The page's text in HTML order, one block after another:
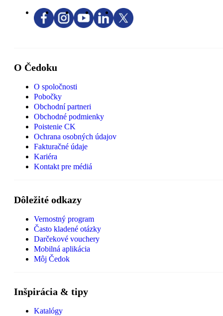
O Čedoku
O spoločnosti
Pobočky
Obchodní partneri
Obchodné podmienky
Poistenie CK
Ochrana osobných údajov
Fakturačné údaje
Kariéra
Kontakt pre médiá
Dôležité odkazy
Vernostný program
Často kladené otázky
Darčekové vouchery
Mobilná aplikácia
Môj Čedok
Inšpirácia & tipy
Katalógy